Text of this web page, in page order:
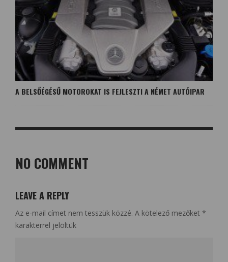
A BELSŐÉGÉSŰ MOTOROKAT IS FEJLESZTI A NÉMET AUTÓIPAR
NO COMMENT
LEAVE A REPLY
Az e-mail címet nem tesszük közzé. A kötelező mezőket *
karakterrel jelöltük